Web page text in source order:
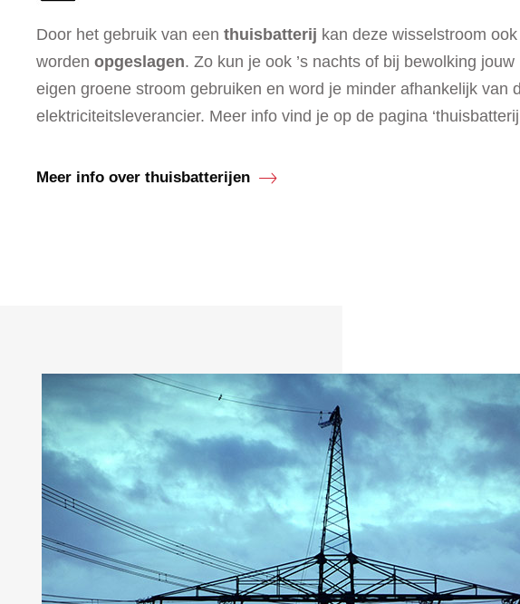
Door het gebruik van een thuisbatterij kan deze wisselstroom ook
worden opgeslagen. Zo kun je ook ’s nachts of bij bewolking jouw
eigen groene stroom gebruiken en word je minder afhankelijk van
elektriciteitsleverancier. Meer info vind je op de pagina
Meer info over thuisbatterijen